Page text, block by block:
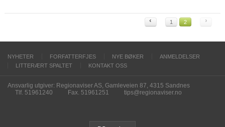
‹ 1 2 ›
NYHETER FORFATTERFJES NYE BØKER
ANMELDELSER
LITTERÆRT SPALTET
KONTAKT OSS
Ansvarlig utgiver: Regionaviser AS, Gamleveien 87, 4315 Sandnes
Tlf. 51961240
Fax. 51961251 tips@regionaviser.no